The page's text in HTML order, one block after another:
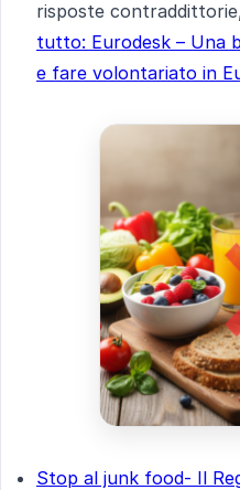
risposte
tutto: Eurodesk – Una
e fare volontariato in
Stop al junk food- Il